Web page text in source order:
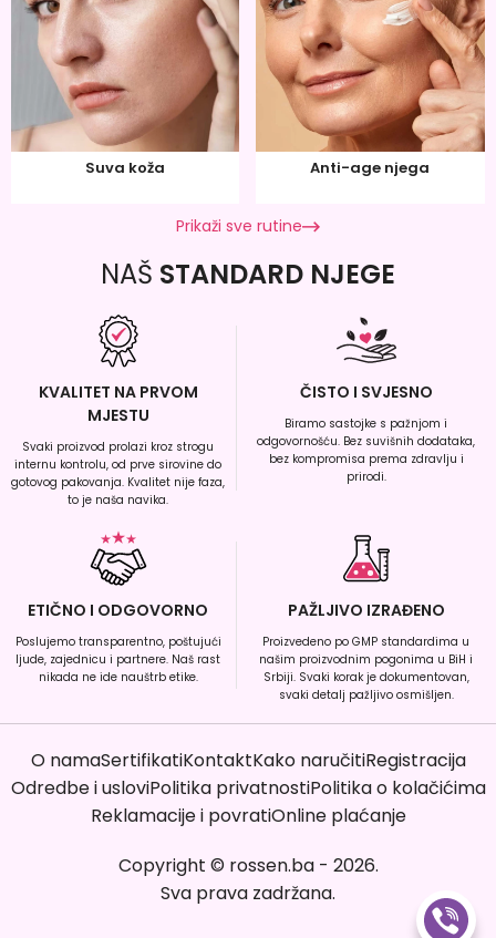
Suva koža Anti-age njega
Prikaži sve rutine
NAŠ STANDARD NJEGE
KVALITET NA PRVOM
MJESTU
Svaki proizvod prolazi kroz strogu
internu kontrolu, od prve sirovine do
gotovog pakovanja. Kvalitet nije faza,
to je naša navika.
ČISTO I SVJESNO
Biramo sastojke s pažnjom i
odgovornošću. Bez suvišnih dodataka,
bez kompromisa prema zdravlju i
prirodi.
ETIČNO I ODGOVORNO
Poslujemo transparentno, poštujući
ljude, zajednicu i partnere. Naš rast
nikada ne ide nauštrb etike.
PAŽLJIVO IZRAĐENO
Proizvedeno po GMP standardima u
našim proizvodnim pogonima u BiH i
Srbiji. Svaki korak je dokumentovan,
svaki detalj pažljivo osmišljen.
O namaSertifikatiKontaktKako naručitiRegistracija
Odredbe i usloviPolitika privatnostiPolitika o kolačićima
Reklamacije i povratiOnline plaćanje
Copyright © rossen.ba- 2026.
Sva prava zadržana.